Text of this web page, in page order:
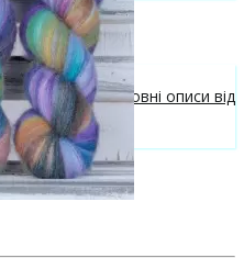
та безкоштовні описи від